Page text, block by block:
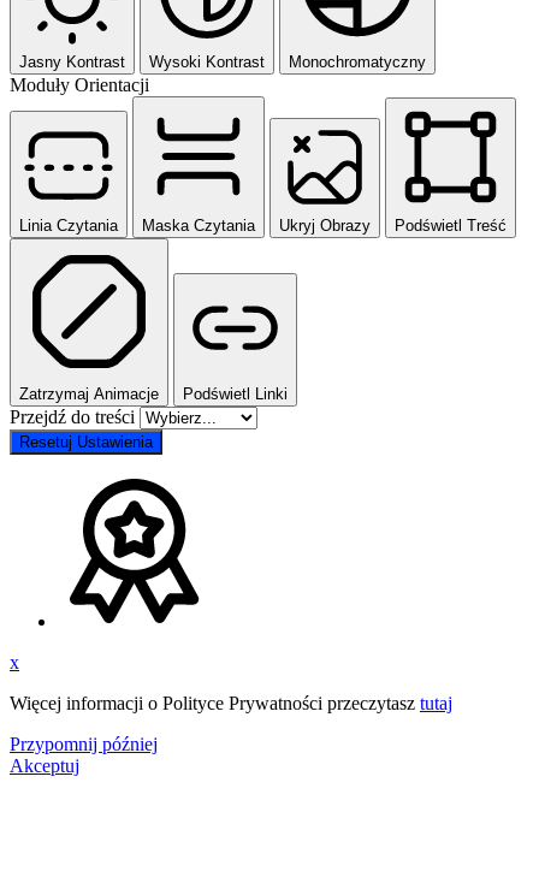
Jasny Kontrast Wysoki Kontrast Monochromatyczny
Moduły Orientacji
Linia Czytania Maska Czytania Ukryj Obrazy Podświetl Treść
Zatrzymaj Animacje Podświetl Linki
Przejdź do treści
Resetuj Ustawienia
x
Więcej informacji o Polityce Prywatności przeczytasz tutaj
Przypomnij później
Akceptuj